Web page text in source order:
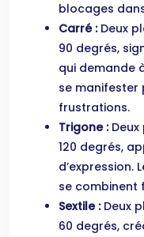
blocages
Carré : Deux
90 degrés,
qui demande
se manifester
frustrations.
Trigone :
120 degrés,
d’expression.
se combinent
Sextile : Deux
60 degrés,